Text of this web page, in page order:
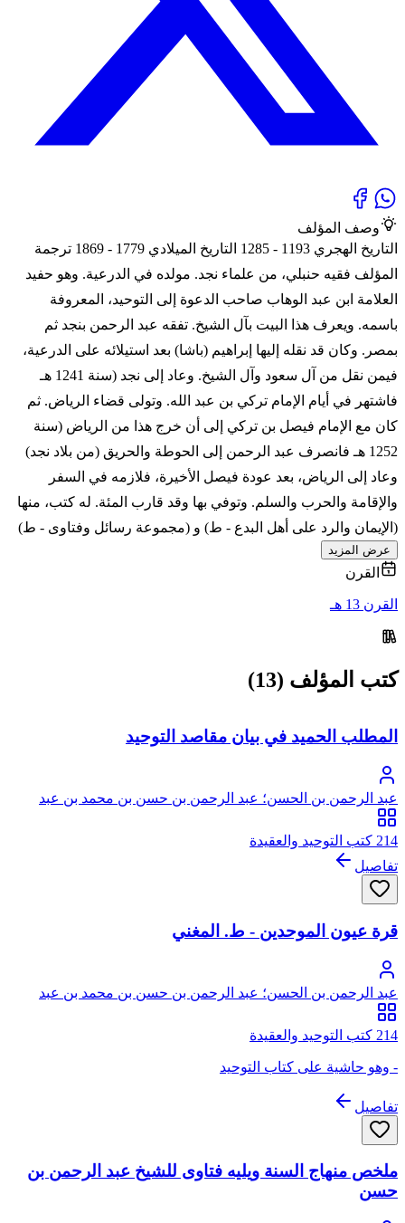
وصف المؤلف
التاريخ الهجري 1193 - 1285 التاريخ الميلادي 1779 - 1869 ترجمة
المؤلف فقيه حنبلي، من علماء نجد. مولده في الدرعية. وهو حفيد
العلامة ابن عبد الوهاب صاحب الدعوة إلى التوحيد، المعروفة
باسمه. ويعرف هذا البيت بآل الشيخ. تفقه عبد الرحمن بنجد ثم
بمصر. وكان قد نقله إليها إبراهيم (باشا) بعد استيلائه على الدرعية،
فيمن نقل من آل سعود وآل الشيخ. وعاد إلى نجد (سنة 1241 هـ
فاشتهر في أيام الإمام تركي بن عبد الله. وتولى قضاء الرياض. ثم
كان مع الإمام فيصل بن تركي إلى أن خرج هذا من الرياض (سنة
1252 هـ فانصرف عبد الرحمن إلى الحوطة والحريق (من بلاد نجد)
وعاد إلى الرياض، بعد عودة فيصل الأخيرة، فلازمه في السفر
والإقامة والحرب والسلم. وتوفي بها وقد قارب المئة. له كتب، منها
(الإيمان والرد على أهل البدع - ط) و (مجموعة رسائل وفتاوى - ط)
عرض المزيد
القرن
القرن 13 هـ
كتب المؤلف (13)
المطلب الحميد في بيان مقاصد التوحيد
عبد الرحمن بن الحسن؛ عبد الرحمن بن حسن بن محمد بن عبد
الوهاب
214 كتب التوحيد والعقيدة
تفاصيل
قرة عيون الموحدين - ط. المغني
عبد الرحمن بن الحسن؛ عبد الرحمن بن حسن بن محمد بن عبد
الوهاب
214 كتب التوحيد والعقيدة
- وهو حاشية على كتاب التوحيد
تفاصيل
ملخص منهاج السنة ويليه فتاوى للشيخ عبد الرحمن بن
حسن